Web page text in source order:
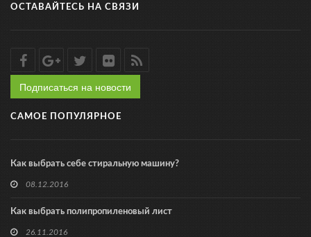
ОСТАВАЙТЕСЬ НА СВЯЗИ
Подписаться на новости
САМОЕ ПОПУЛЯРНОЕ
Как выбрать себе стиральную машину?
08.12.2016
Как выбрать полипропиленовый лист
26.11.2016